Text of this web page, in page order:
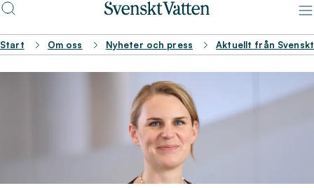
Start Om oss Nyheter och press Aktuellt från